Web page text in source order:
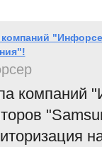
компаний
компаний